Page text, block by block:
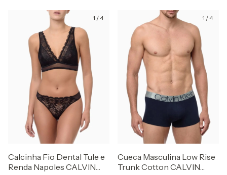
1 /4
Calcinha Fio Dental Tule e
Renda Napoles CALVIN
1 /4
Cueca Masculina Low Rise
Trunk Cotton CALVIN